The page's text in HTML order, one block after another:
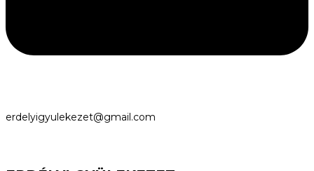
erdelyigyulekezet@gmail.com